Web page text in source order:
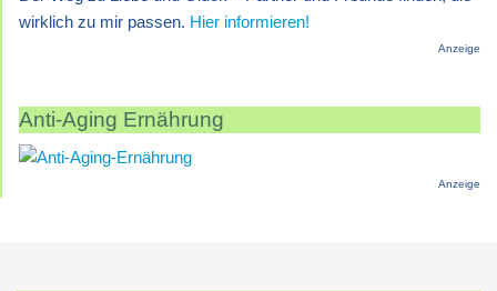
wirklich zu mir passen. Hier informieren!
Anzeige
Anti-Aging Ernährung
Anzeige